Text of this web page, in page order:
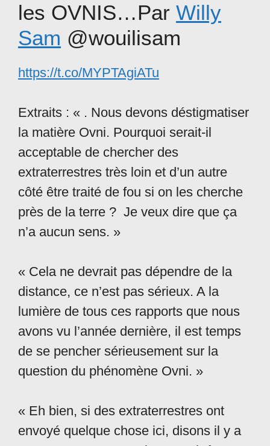
les OVNIS…Par Willy
Sam @wouilisam
https://t.co/MYPTAgiATu
Extraits : « . Nous devons déstigmatiser
la matière Ovni. Pourquoi serait-il
acceptable de chercher des
extraterrestres très loin et d’un autre
côté être traité de fou si on les cherche
près de la terre ? Je veux dire que ça
n’a aucun sens. »
« Cela ne devrait pas dépendre de la
distance, ce n’est pas sérieux. A la
lumière de tous ces rapports que nous
avons vu l’année dernière, il est temps
de se pencher sérieusement sur la
question du phénomène Ovni. »
« Eh bien, si des extraterrestres ont
envoyé quelque chose ici, disons il y a